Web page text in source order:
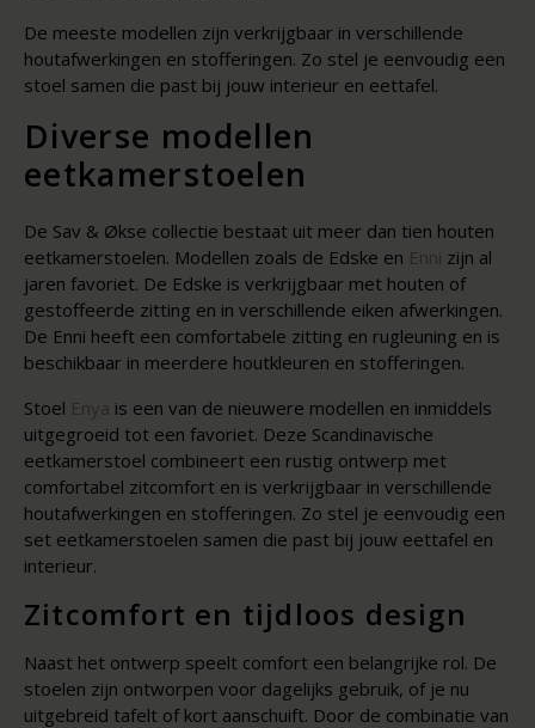
De meeste modellen zijn verkrijgbaar in verschillende
houtafwerkingen en stofferingen. Zo stel je eenvoudig een
stoel samen die past bij jouw interieur en eettafel.
Diverse modellen
eetkamerstoelen
De Sav & Økse collectie bestaat uit meer dan tien houten
eetkamerstoelen. Modellen zoals de Edske en Enni zijn al
jaren favoriet. De Edske is verkrijgbaar met houten of
gestoffeerde zitting en in verschillende eiken afwerkingen.
De Enni heeft een comfortabele zitting en rugleuning en is
beschikbaar in meerdere houtkleuren en stofferingen.
Stoel Enya is een van de nieuwere modellen en inmiddels
uitgegroeid tot een favoriet. Deze Scandinavische
eetkamerstoel combineert een rustig ontwerp met
comfortabel zitcomfort en is verkrijgbaar in verschillende
houtafwerkingen en stofferingen. Zo stel je eenvoudig een
set eetkamerstoelen samen die past bij jouw eettafel en
interieur.
Zitcomfort en tijdloos design
Naast het ontwerp speelt comfort een belangrijke rol. De
stoelen zijn ontworpen voor dagelijks gebruik, of je nu
uitgebreid tafelt of kort aanschuift. Door de combinatie van